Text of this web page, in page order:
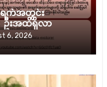
ရက်အတွင်း
ဦးအထိရှိလာ
6, 2026